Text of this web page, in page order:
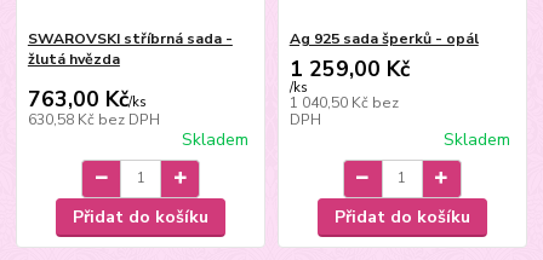
SWAROVSKI stříbrná sada -
žlutá hvězda
763,00 Kč/ks
630,58 Kč bez DPH
Skladem
Přidat do košíku
Ag 925 sada šperků - opál
1 259,00 Kč
/ks
1 040,50 Kč bez
DPH
Skladem
Přidat do košíku